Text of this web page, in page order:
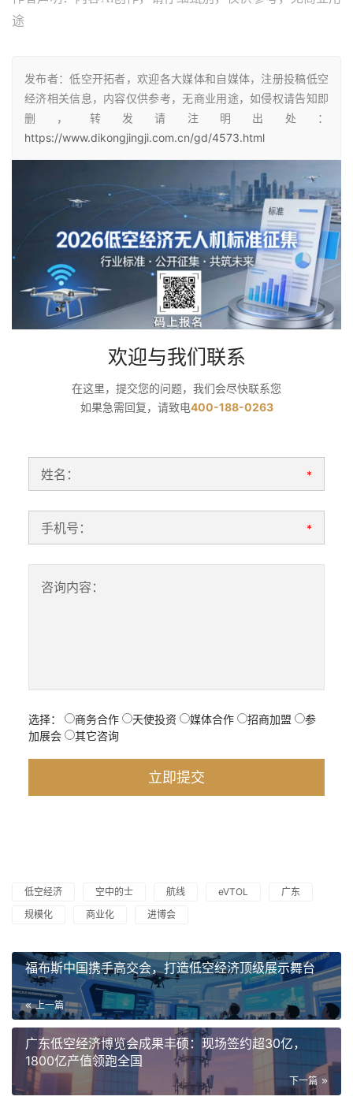
途
发布者：低空开拓者，欢迎各大媒体和自媒体，注册投稿低空
经济相关信息，内容仅供参考，无商业用途，如侵权请告知即
删，转发请注明出处：
https://www.dikongjingji.com.cn/gd/4573.html
欢迎与我们联系
在这里，提交您的问题，我们会尽快联系您
如果急需回复，请致电400-188-0263
姓名： *
手机号： *
咨询内容：
选择： 商务合作 天使投资 媒体合作 招商加盟
参
加展会
其它咨询
低空经济 空中的士 航线 eVTOL
广东
规模化
商业化 进博会
福布斯中国携手高交会，打造低空经济顶级展示舞台
上一篇
广东低空经济博览会成果丰硕：现场签约超30亿，
1800亿产值领跑全国
下一篇